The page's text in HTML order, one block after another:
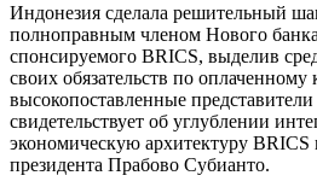
Индонезия сделала решительный
полноправным членом Нового
спонсируемого BRICS, выделив
своих обязательств по
высокопоставленные
свидетельствует об углублении
экономическую архитектуру BRICS
президента Прабово Субианто.